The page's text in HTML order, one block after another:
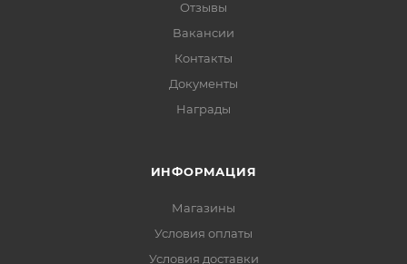
Отзывы
Вакансии
Контакты
Документы
Награды
ИНФОРМАЦИЯ
Магазины
Условия оплаты
Условия доставки